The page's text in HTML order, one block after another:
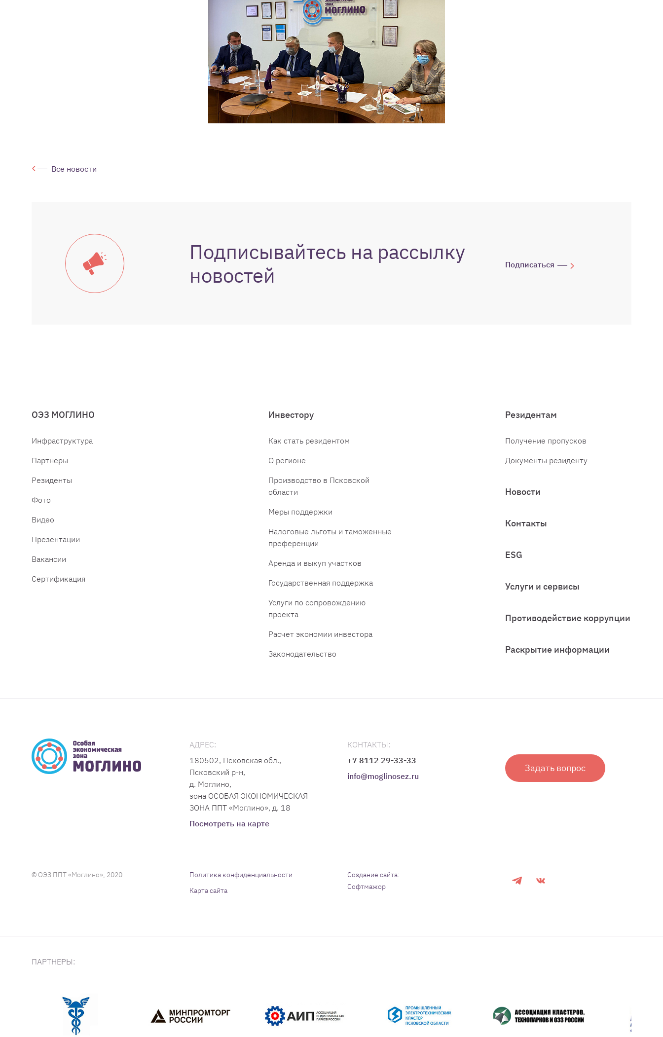
Все новости
Подписывайтесь на рассылку
новостей
Подписаться
ОЭЗ МОГЛИНО
Инфраструктура
Партнеры
Резиденты
Фото
Видео
Презентации
Вакансии
Сертификация
Инвестору
Как стать резидентом
О регионе
Производство в Псковской
области
Меры поддержки
Налоговые льготы и таможенные
преференции
Аренда и выкуп участков
Государственная поддержка
Услуги по сопровождению
проекта
Расчет экономии инвестора
Законодательство
Резидентам
Получение пропусков
Документы резиденту
Новости
Контакты
ESG
Услуги и сервисы
Противодействие коррупции
Раскрытие информации
АДРЕС:
180502, Псковская обл.,
Псковский р-н,
д. Моглино,
зона ОСОБАЯ ЭКОНОМИЧЕСКАЯ
ЗОНА ППТ «Моглино», д. 18
Посмотреть на карте
КОНТАКТЫ:
+7 8112 29-33-33
info@moglinosez.ru
Задать вопрос
© ОЭЗ ППТ «Моглино», 2020
Политика конфиденциальности
Карта сайта
Создание сайта:
Софтмажор
ПАРТНЕРЫ: